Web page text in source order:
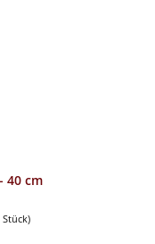
40 cm
Stück)